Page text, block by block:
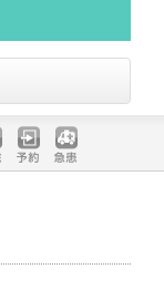
予約 急患